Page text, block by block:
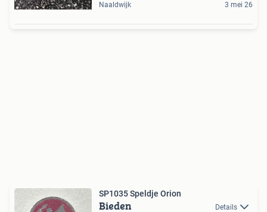
Naaldwijk 3 mei 26
SP1035 Speldje Orion
Bieden Details